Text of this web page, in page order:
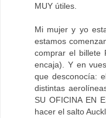
MUY útiles.
Mi mujer y yo
estamos
comprar el billete
encaja). Y en
que desconocía:
distintas
SU OFICINA EN
hacer el salto